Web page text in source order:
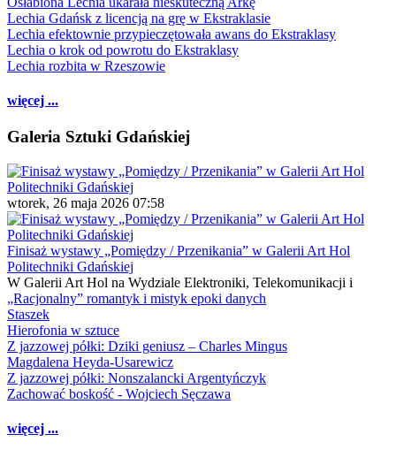
Lechia Gdańsk z licencją na grę w Ekstraklasie
Lechia efektownie przypieczętowała awans do Ekstraklasy
Lechia o krok od powrotu do Ekstraklasy
Lechia rozbita w Rzeszowie
więcej ...
Galeria Sztuki Gdańskiej
wtorek, 26 maja 2026 07:58
Finisaż wystawy „Pomiędzy / Przenikania” w Galerii Art Hol
Politechniki Gdańskiej
W Galerii Art Hol na Wydziale Elektroniki, Telekomunikacji i
„Racjonalny” romantyk i mistyk epoki danych
Staszek
Hierofonia w sztuce
Z jazzowej półki: Dziki geniusz – Charles Mingus
Magdalena Heyda-Usarewicz
Z jazzowej półki: Nonszalancki Argentyńczyk
Zachować boskość - Wojciech Sęczawa
więcej ...